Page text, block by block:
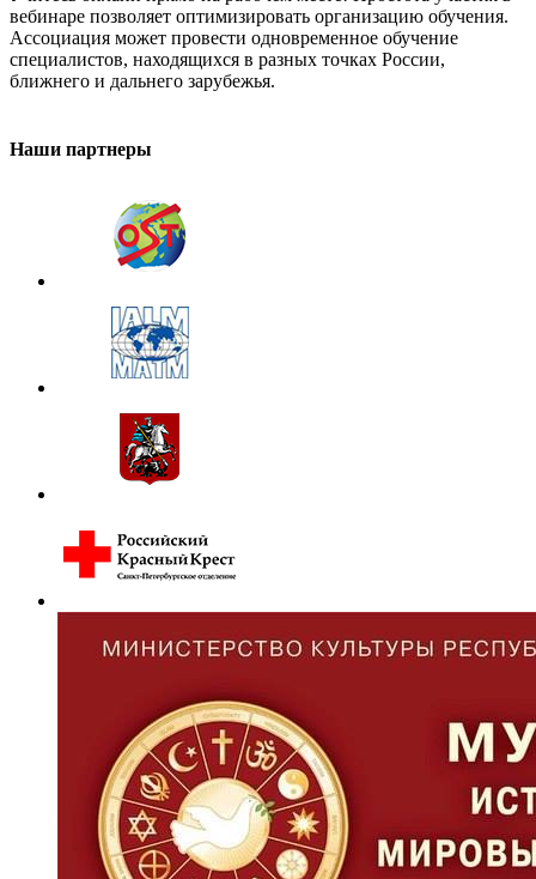
вебинаре позволяет оптимизировать организацию обучения.
Ассоциация может провести одновременное обучение
специалистов, находящихся в разных точках России,
ближнего и дальнего зарубежья.
Наши партнеры